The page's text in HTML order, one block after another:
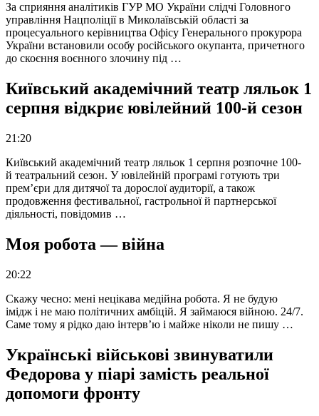
За сприяння аналітиків ГУР МО України слідчі Головного
управління Нацполіції в Миколаївській області за
процесуального керівництва Офісу Генерального прокурора
України встановили особу російського окупанта, причетного
до скоєння воєнного злочину під …
Київський академічний театр ляльок 1
серпня відкриє ювілейний 100-й сезон
21:20
Київський академічний театр ляльок 1 серпня розпочне 100-
й театральний сезон. У ювілейній програмі готують три
прем’єри для дитячої та дорослої аудиторії, а також
продовження фестивальної, гастрольної й партнерської
діяльності, повідомив …
Моя робота — війна
20:22
Скажу чесно: мені нецікава медійна робота. Я не будую
імідж і не маю політичних амбіцій. Я займаюся війною. 24/7.
Саме тому я рідко даю інтерв’ю і майже ніколи не пишу …
Українські військові звинуватили
Федорова у піарі замість реальної
допомоги фронту